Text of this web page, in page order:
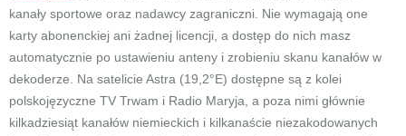
kanały sportowe oraz nadawcy zagraniczni. Nie wymagają one
karty abonenckiej ani żadnej licencji, a dostęp do nich masz
automatycznie po ustawieniu anteny i zrobieniu skanu kanałów w
dekoderze. Na satelicie Astra (19,2°E) dostępne są z kolei
polskojęzyczne TV Trwam i Radio Maryja, a poza nimi głównie
kilkadziesiąt kanałów niemieckich i kilkanaście niezakodowanych